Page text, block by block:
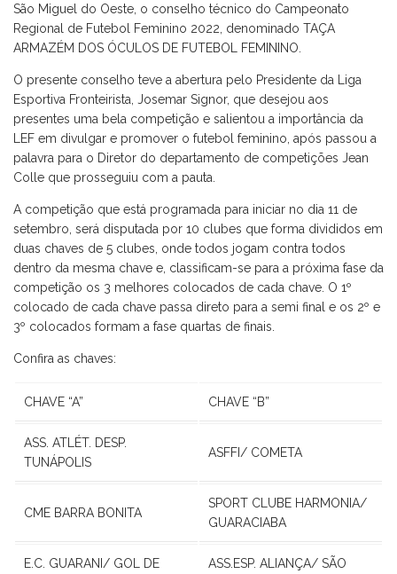
São Miguel do Oeste, o conselho técnico do Campeonato
Regional de Futebol Feminino 2022, denominado TAÇA
ARMAZÉM DOS ÓCULOS DE FUTEBOL FEMININO.
O presente conselho teve a abertura pelo Presidente da Liga
Esportiva Fronteirista, Josemar Signor, que desejou aos
presentes uma bela competição e salientou a importância da
LEF em divulgar e promover o futebol feminino, após passou a
palavra para o Diretor do departamento de competições Jean
Colle que prosseguiu com a pauta.
A competição que está programada para iniciar no dia 11 de
setembro, será disputada por 10 clubes que forma divididos em
duas chaves de 5 clubes, onde todos jogam contra todos
dentro da mesma chave e, classificam-se para a próxima fase da
competição os 3 melhores colocados de cada chave. O 1º
colocado de cada chave passa direto para a semi final e os 2º e
3º colocados formam a fase quartas de finais.
Confira as chaves:
CHAVE “A” CHAVE “B”
ASS. ATLÉT. DESP.
TUNÁPOLIS
ASFFI/ COMETA
CME BARRA BONITA
SPORT CLUBE HARMONIA/
GUARACIABA
E.C. GUARANI/ GOL DE
ASS.ESP. ALIANÇA/ SÃO